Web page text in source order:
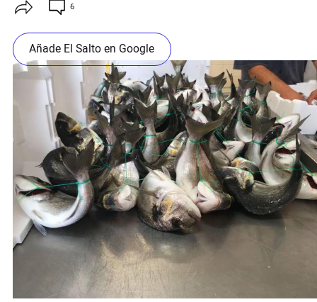
6
Añade El Salto en Google